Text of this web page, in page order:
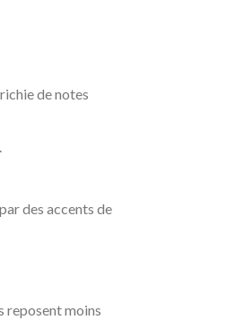
de notes
des accents de
reposent moins